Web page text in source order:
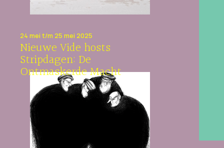
24 mei t/m 25 mei 2025
Nieuwe Vide hosts
Stripdagen: De
Ontmaskerde Macht